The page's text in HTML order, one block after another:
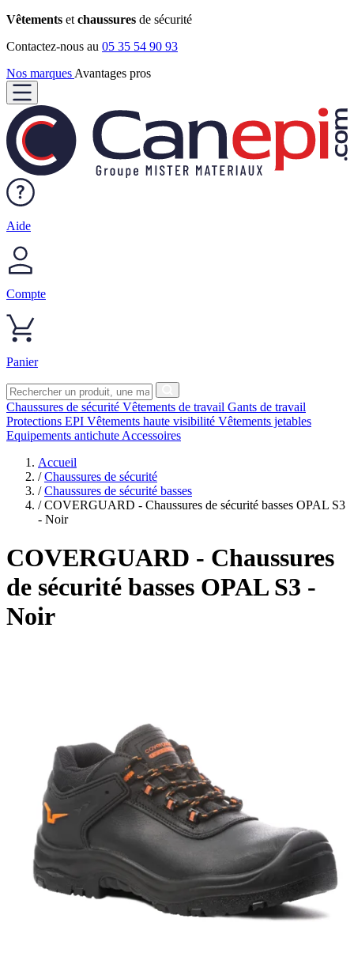
Vêtements et chaussures de sécurité
Contactez-nous au 05 35 54 90 93
Nos marques Avantages pros
Aide
Compte
Panier
Chaussures de sécurité Vêtements de travail Gants de travail
Protections EPI Vêtements haute visibilité Vêtements jetables
Equipements antichute Accessoires
Accueil
/ Chaussures de sécurité
/ Chaussures de sécurité basses
/ COVERGUARD - Chaussures de sécurité basses OPAL S3
- Noir
COVERGUARD - Chaussures
de sécurité basses OPAL S3 -
Noir